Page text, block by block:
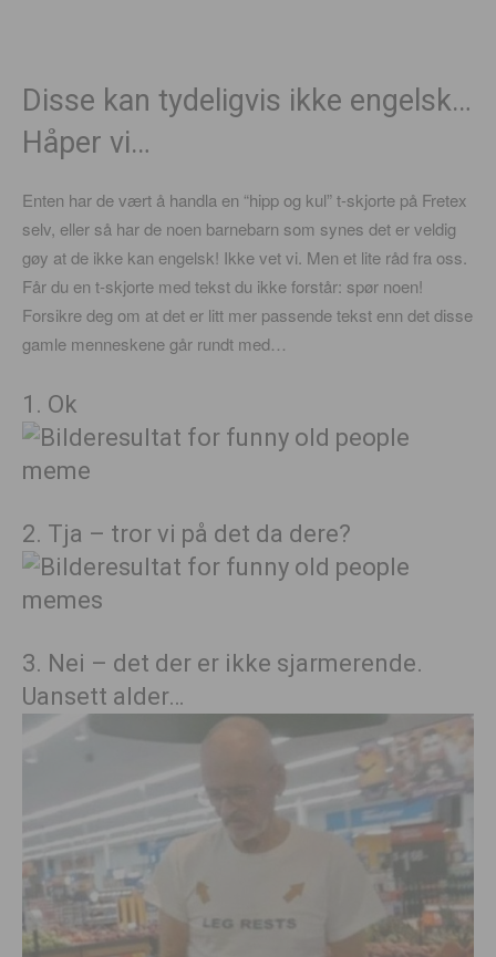
Disse kan tydeligvis ikke engelsk…
Håper vi…
Enten har de vært å handla en “hipp og kul” t-skjorte på Fretex
selv, eller så har de noen barnebarn som synes det er veldig
gøy at de ikke kan engelsk! Ikke vet vi. Men et lite råd fra oss.
Får du en t-skjorte med tekst du ikke forstår: spør noen!
Forsikre deg om at det er litt mer passende tekst enn det disse
gamle menneskene går rundt med…
1. Ok
2. Tja – tror vi på det da dere?
3. Nei – det der er ikke sjarmerende.
Uansett alder…